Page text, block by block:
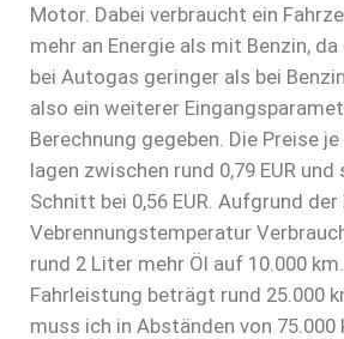
Motor. Dabei verbraucht ein
mehr an Energie als mit Benzin,
bei Autogas geringer als bei
also ein weiterer
Berechnung gegeben. Die Preise
lagen zwischen rund 0,79 EUR
Schnitt bei 0,56 EUR. Aufgrund der
Vebrennungstemperatur
rund 2 Liter mehr Öl auf 10.000
Fahrleistung beträgt rund 25.000
muss ich in Abständen von 75.000